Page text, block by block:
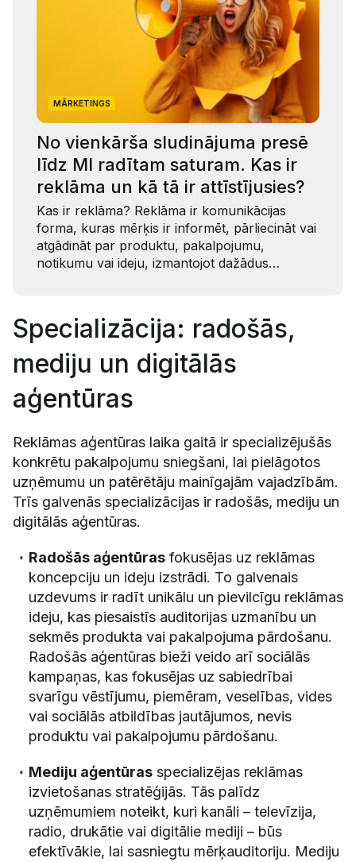
MĀRKETINGS
No vienkārša sludinājuma presē
līdz MI radītam saturam. Kas ir
reklāma un kā tā ir attīstījusies?
Kas ir reklāma? Reklāma ir komunikācijas
forma, kuras mērķis ir informēt, pārliecināt vai
atgādināt par produktu, pakalpojumu,
notikumu vai ideju, izmantojot dažādus…
Specializācija: radošās,
mediju un digitālās
aģentūras
Reklāmas aģentūras laika gaitā ir specializējušās
konkrētu pakalpojumu sniegšani, lai pielāgotos
uzņēmumu un patērētāju mainīgajām vajadzībām.
Trīs galvenās specializācijas ir radošās, mediju un
digitālās aģentūras.
Radošās aģentūras fokusējas uz reklāmas
koncepciju un ideju izstrādi. To galvenais
uzdevums ir radīt unikālu un pievilcīgu reklāmas
ideju, kas piesaistīs auditorijas uzmanību un
sekmēs produkta vai pakalpojuma pārdošanu.
Radošās aģentūras bieži veido arī sociālās
kampaņas, kas fokusējas uz sabiedrībai
svarīgu vēstījumu, piemēram, veselības, vides
vai sociālās atbildības jautājumos, nevis
produktu vai pakalpojumu pārdošanu.
Mediju aģentūras specializējas reklāmas
izvietošanas stratēģijās. Tās palīdz
uzņēmumiem noteikt, kuri kanāli – televīzija,
radio, drukātie vai digitālie mediji – būs
efektīvākie, lai sasniegtu mērķauditoriju. Mediju